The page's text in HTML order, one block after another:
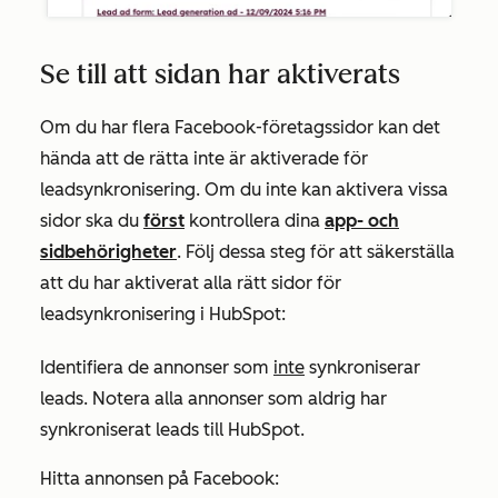
Se till att sidan har aktiverats
Om du har flera Facebook-företagssidor kan det
hända att de rätta inte är aktiverade för
leadsynkronisering. Om du inte kan aktivera vissa
sidor ska du först kontrollera dina app- och
sidbehörigheter. Följ dessa steg för att säkerställa
att du har aktiverat alla rätt sidor för
leadsynkronisering i HubSpot:
Identifiera de annonser som inte synkroniserar
leads. Notera alla annonser som aldrig har
synkroniserat leads till HubSpot.
Hitta annonsen på Facebook: